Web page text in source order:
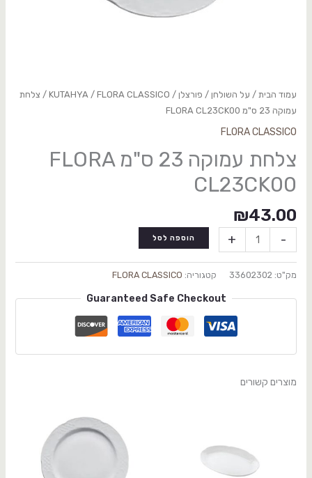
עמוד הבית/ על השולחן / פורצלן /
KUTAHYA /FLORA CLASSICO
/ צלחת
עמוקה 23 ס"מ FLORA CL23CK00
FLORA CLASSICO
צלחת עמוקה 23 ס"מ FLORA
CL23CK00
₪43.00
-
+ הוספה לסל
מק"ט: 33602302 קטגוריה: FLORA CLASSICO
Guaranteed Safe Checkout
מוצרים קשורים